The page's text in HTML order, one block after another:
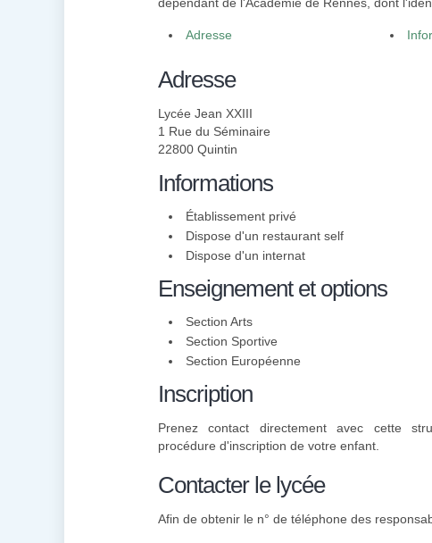
Adresse
Adresse
Lycée Jean XXIII
1 Rue du Séminaire
22800 Quintin
Informations
Établissement privé
Dispose d'un restaurant self
Dispose d'un internat
Enseignement et options
Section Arts
Section Sportive
Section Européenne
Inscription
Prenez contact directement avec cette
procédure d'inscription de votre enfant.
Contacter le lycée
Afin de obtenir le n° de téléphone des